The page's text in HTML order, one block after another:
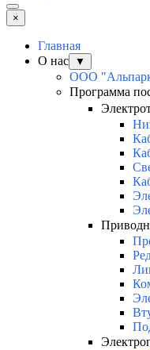
×
Главная
О нас
▼
ООО
Программа